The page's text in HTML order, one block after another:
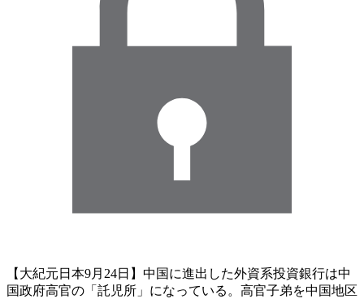
【大紀元日本9月24日】中国に進出した外資系投資銀行は中
国政府高官の「託児所」になっている。高官子弟を中国地区